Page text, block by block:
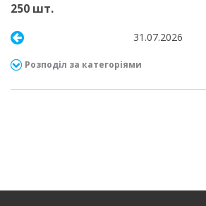
250 шт.
31.07.2026
Розподіл за категоріями